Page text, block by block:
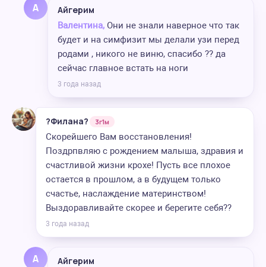
А Айгерим
Валентина, Они не знали наверное что так
будет и на симфизит мы делали узи перед
родами , никого не виню, спасибо ?? да
сейчас главное встать на ноги
3 года назад
?Филана? 3г1м
Скорейшего Вам восстановления!
Поздрпвляю с рождением малыша, здравия и
счастливой жизни крохе! Пусть все плохое
остается в прошлом, а в будущем только
счастье, наслаждение материнством!
Выздоравливайте скорее и берегите себя??
3 года назад
А Айгерим